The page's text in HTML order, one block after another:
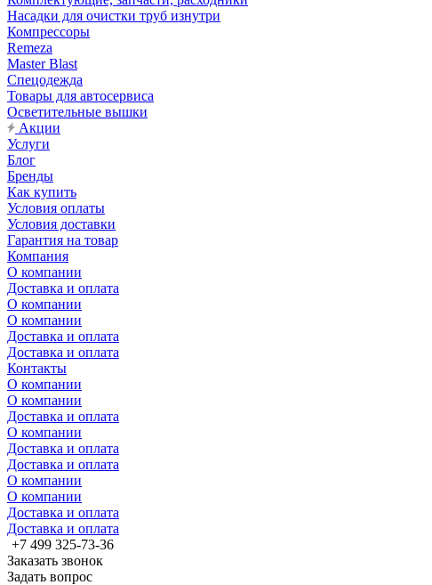
Насадки для очистки труб изнутри
Компрессоры
Remeza
Master Blast
Спецодежда
Товары для автосервиса
Осветительные вышки
Акции
Услуги
Блог
Бренды
Как купить
Условия оплаты
Условия доставки
Гарантия на товар
Компания
О компании
Доставка и оплата
О компании
О компании
Доставка и оплата
Доставка и оплата
Контакты
О компании
О компании
Доставка и оплата
О компании
Доставка и оплата
Доставка и оплата
О компании
О компании
Доставка и оплата
Доставка и оплата
+7 499 325-73-36
Заказать звонок
Задать вопрос